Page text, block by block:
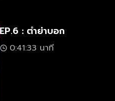
EP.6 : ตำย่าบอก
0:41:33 นาที